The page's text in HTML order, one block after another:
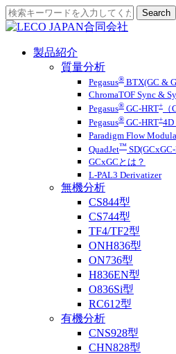
製品紹介
質量分析
Pegasus® BTX(GC &
ChromaTOF Sync &
Pegasus® GC-HRT+
Pegasus® GC-HRT+4D
Paradigm Flow
QuadJet™
GCxGCとは？
L-PAL3 Derivatizer
無機分析
CS844型
CS744型
TF4/TF2型
ONH836型
ON736型
H836EN型
O836Si型
RC612型
有機分析
CNS928型
CHN828型